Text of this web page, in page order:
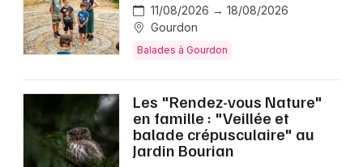
Foires & salons
Concerts
Sports
Mulhouse
Montpellier
Nantes
Paris
11/08/2026 → 18/08/2026
Gourdon
Balades à Gourdon
Les "Rendez-vous Nature"
en famille : "Veillée et
balade crépusculaire" au
Jardin Bourian